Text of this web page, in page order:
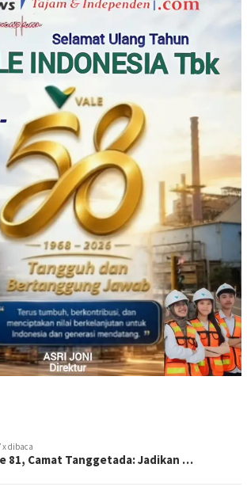
x dibaca
81, Camat Tanggetada: Jadikan …